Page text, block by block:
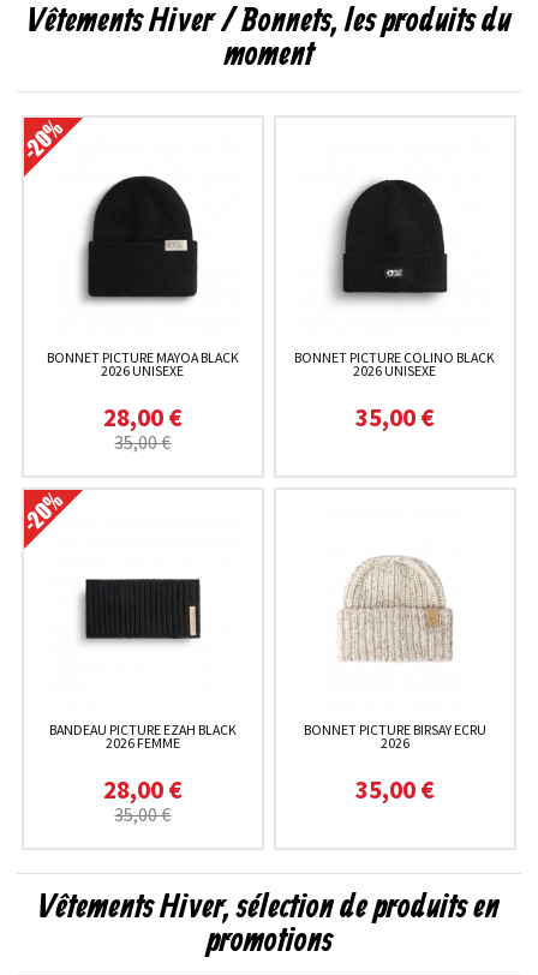
Vêtements Hiver / Bonnets, les produits du
moment
BONNET PICTURE MAYOA BLACK
2026 UNISEXE
28,00 €
35,00 €
BONNET PICTURE COLINO BLACK
2026 UNISEXE
35,00 €
BANDEAU PICTURE EZAH BLACK
2026 FEMME
28,00 €
35,00 €
BONNET PICTURE BIRSAY ECRU
2026
35,00 €
Vêtements Hiver, sélection de produits en
promotions